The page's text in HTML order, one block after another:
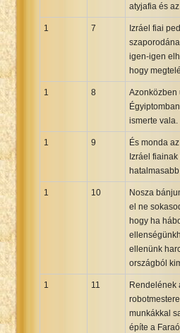
Vietnamese 1934 Bible
atyjafia és
1 7
Izráel fiai
igen-igen
hogy
1 8
Azonközben
ismerte vala.
1 9
És monda
Izráel
1 10
Nosza
el ne
hogy ha
ellenünk
országból
1 11
Rendelének
munkákkal
építe a